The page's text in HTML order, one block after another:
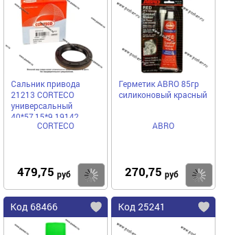
Сальник привода
21213 CORTECO
универсальный
40*57,15*9 19142
CORTECO
479,75 руб Купить
Герметик ABRO 85гр
силиконовый красный
ABRO
270,75 руб
Код 68466 Код 25241